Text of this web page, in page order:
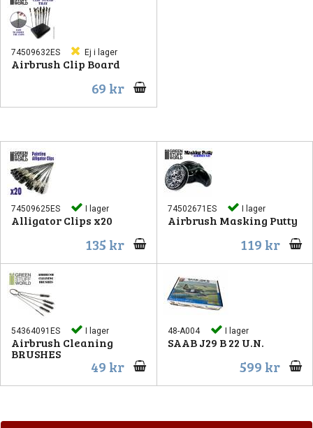
74509632ES Ej i lager
Airbrush Clip Board
69 kr
74509625ES I lager
Alligator Clips x20
135 kr
74502671ES I lager
Airbrush Masking Putty
119 kr
54364091ES I lager
Airbrush Cleaning
BRUSHES
49 kr
48-A004 I lager
SAAB J29 B 22 U.N.
599 kr